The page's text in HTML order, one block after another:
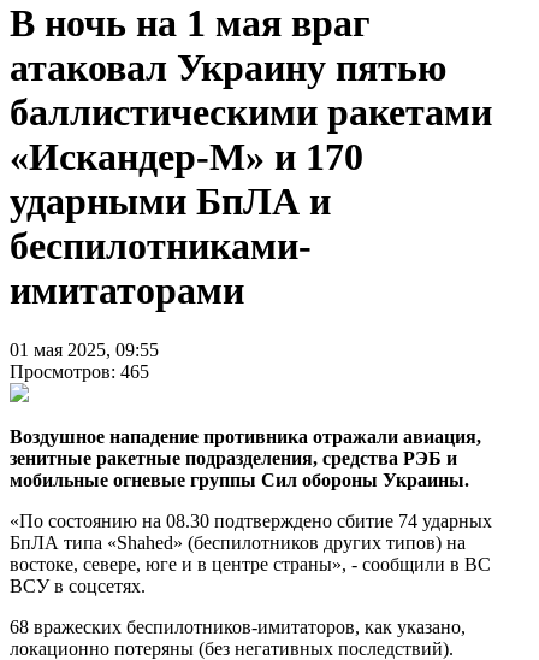
В ночь на 1 мая враг
атаковал Украину пятью
баллистическими ракетами
«Искандер-М» и 170
ударными БпЛА и
беспилотниками-
имитаторами
01 мая 2025, 09:55
Просмотров: 465
Воздушное нападение противника отражали авиация,
зенитные ракетные подразделения, средства РЭБ и
мобильные огневые группы Сил обороны Украины.
«По состоянию на 08.30 подтверждено сбитие 74 ударных
БпЛА типа «Shahed» (беспилотников других типов) на
востоке, севере, юге и в центре страны», - сообщили в ВС
ВСУ в соцсетях.
68 вражеских беспилотников-имитаторов, как указано,
локационно потеряны (без негативных последствий).